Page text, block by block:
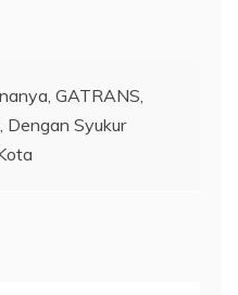
GATRANS,
Dengan Syukur